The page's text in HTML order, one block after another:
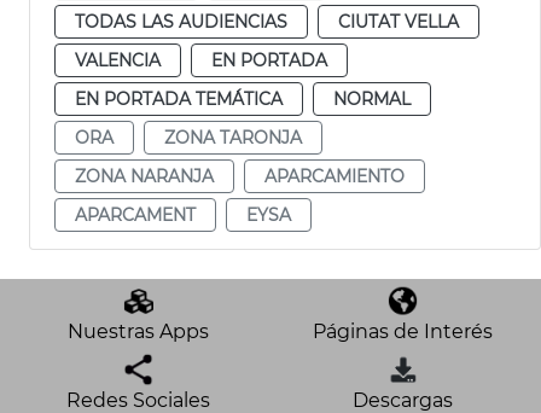
TODAS LAS AUDIENCIAS
CIUTAT VELLA
VALENCIA
EN PORTADA
EN PORTADA TEMÁTICA
NORMAL
ORA
ZONA TARONJA
ZONA NARANJA
APARCAMIENTO
APARCAMENT
EYSA
Nuestras Apps Páginas de Interés
Redes Sociales Descargas